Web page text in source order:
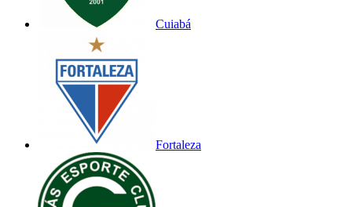
Cuiabá
Fortaleza